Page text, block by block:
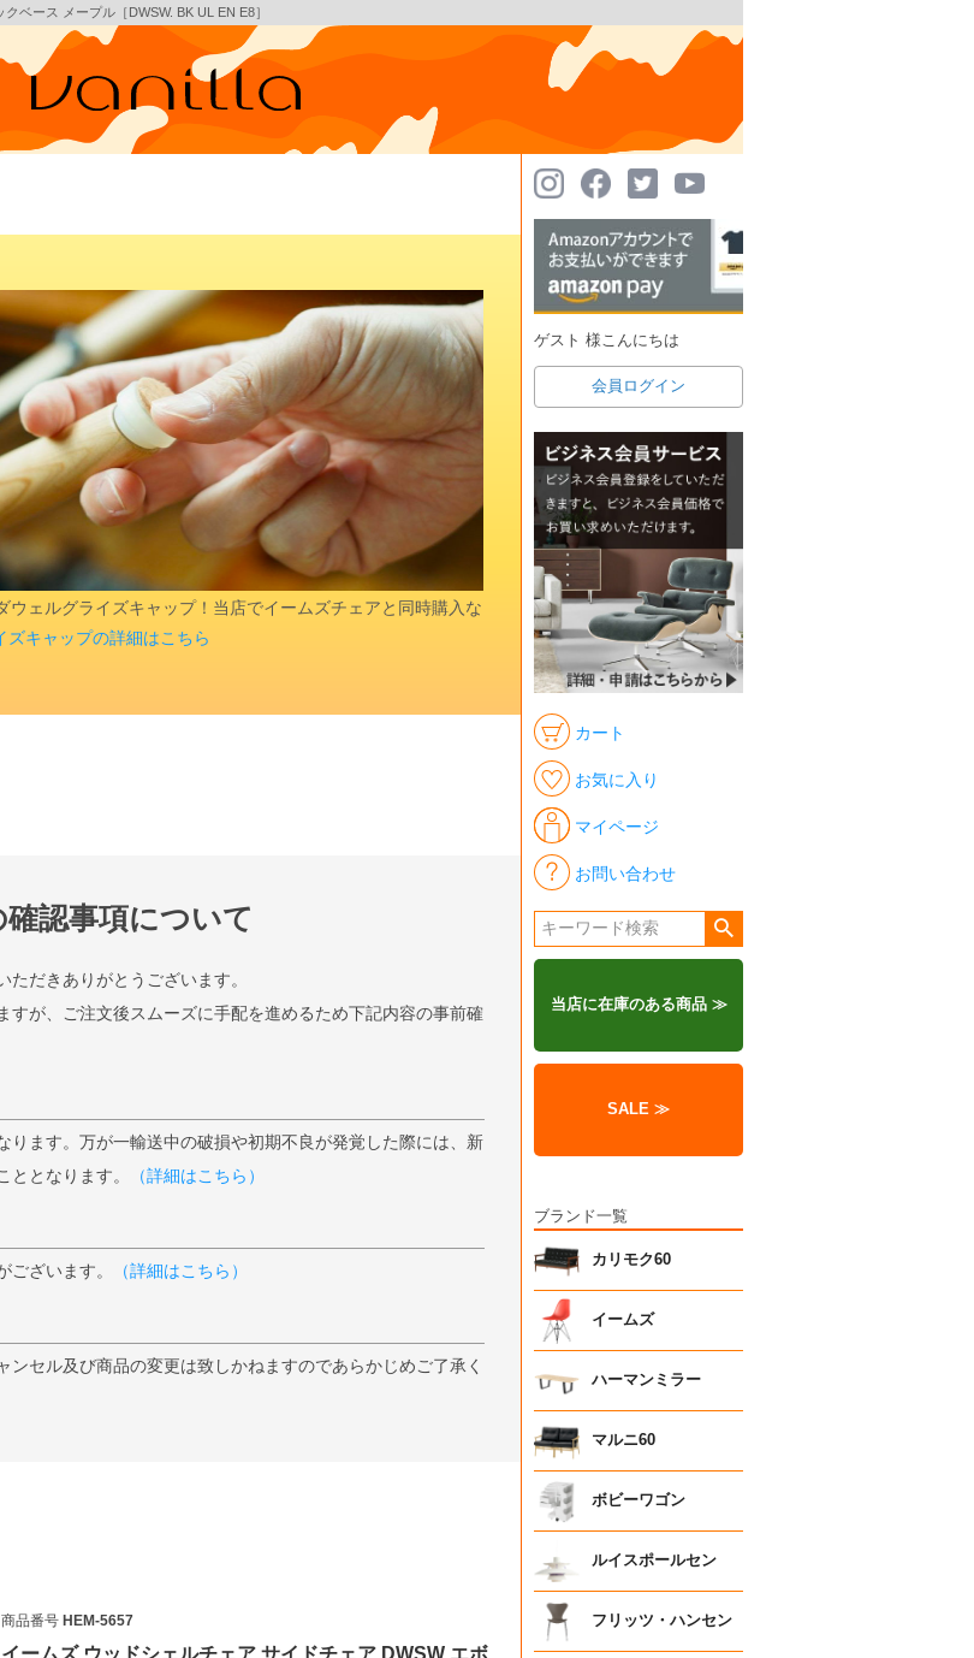
ベース メープル［DWSW. BK UL EN E8］
ェルグライズキャップ！当店でイームズチェアと同時購入な
ズキャップの詳細はこちら
確認事項について
だきありがとうございます。
が、ご注文後スムーズに手配を進めるため下記内容の事前確
ます。万が一輸送中の破損や初期不良が発覚した際には、新
となります。
（詳細はこちら）
ざいます。 （詳細はこちら）
セル及び商品の変更は致しかねますのであらかじめご了承く
商品番号 HEM-5657
イームズ ウッドシェルチェア サイドチェア DWSW エボ
ゲスト 様こんにちは
会員ログイン
カート
お気に入り
マイページ
お問い合わせ
検索
当店に在庫のある商品 ≫
SALE ≫
ブランド一覧
カリモク60
イームズ
ハーマンミラー
マルニ60
ボビーワゴン
ルイスポールセン
フリッツ・ハンセン